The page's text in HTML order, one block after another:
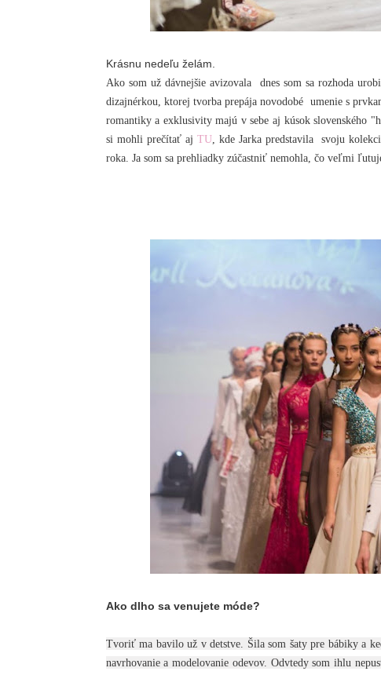
Krásnu nedeľu želám.
Ako som už dávnejšie avizovala dnes som sa rozhoda
dizajnérkou, ktorej tvorba prepája novodobé umenie s
romantiky a exklusivity majú v sebe aj kúsok slovenského
si mohli prečítať aj TU, kde Jarka predstavila
svoju
roka. Ja som sa prehliadky zúčastniť nemohla, čo veľmi
Ako dlho sa venujete móde?
Tvoriť ma bavilo už v detstve. Šila som šaty pre bábiky a
navrhovanie a modelovanie odevov. Odvtedy som ihlu